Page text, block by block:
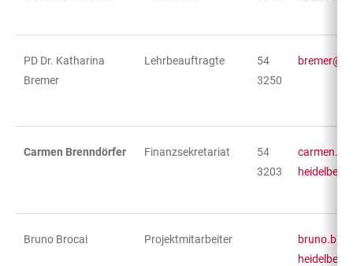
PD Dr. Katharina
Bremer
Lehrbeauftragte
54
3250
Carmen Brenndörfer Finanzsekretariat
54
3203
Bruno Brocai Projektmitarbeiter